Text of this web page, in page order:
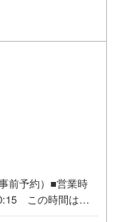
前予約）■営業時
この時間はお